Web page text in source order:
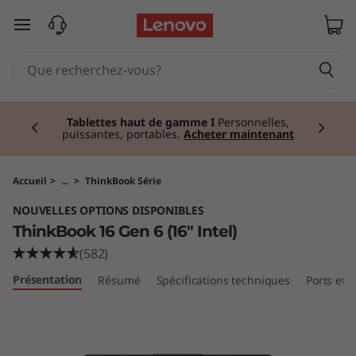
T
B
o
o
k
passer au contenu principal
Tablettes haut de gamme I Personnelles,
puissantes, portables. Acheter maintenant
Accueil > ... > ThinkBook Série
NOUVELLES OPTIONS DISPONIBLES
ThinkBook 16 Gen 6 (16" Intel)
(582)
Présentation Résumé Spécifications techniques Ports et